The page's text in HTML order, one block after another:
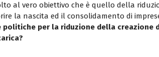
al vero obiettivo che è quello della
la nascita ed il consolidamento di
politiche per la riduzione della